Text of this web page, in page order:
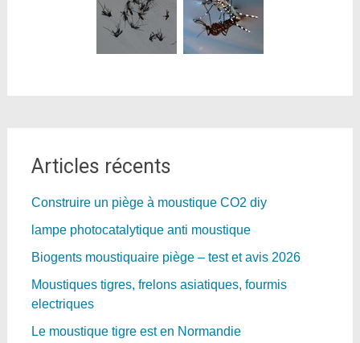
Articles récents
Construire un piège à moustique CO2 diy
lampe photocatalytique anti moustique
Biogents moustiquaire piège – test et avis 2026
Moustiques tigres, frelons asiatiques, fourmis
electriques
Le moustique tigre est en Normandie